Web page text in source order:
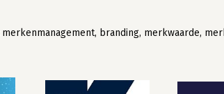
merkenmanagement, branding, merkwaarde,